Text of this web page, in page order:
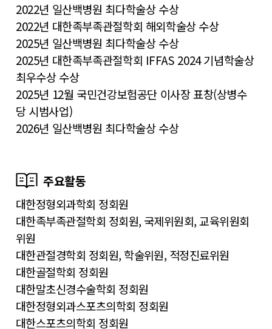
2022년 일산백병원 최다학술상 수상
2022년 대한족부족관절학회 해외학술상 수상
2025년 일산백병원 최다학술상 수상
2025년 대한족부족관절학회 IFFAS 2024 기념학술상
최우수상 수상
2025년 12월 국민건강보험공단 이사장 표창(상병수
당 시범사업)
2026년 일산백병원 최다학술상 수상
주요활동
대한정형외과학회 정회원
대한족부족관절학회 정회원, 국제위원회, 교육위원회
위원
대한관절경학회 정회원, 학술위원, 적정진료위원
대한골절학회 정회원
대한말초신경수술학회 정회원
대한정형외과스포츠의학회 정회원
대한스포츠의학회 정회원